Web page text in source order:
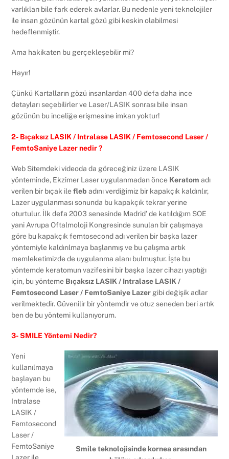
varlıkları bile fark ederek avlarlar. Bu nedenle yeni teknolojiler
ile insan gözünün kartal gözü gibi keskin olabilmesi
hedeflenmiştir.
Ama hakikaten bu gerçekleşebilir mi?
Hayır!
Çünkü Kartalların gözü insanlardan 400 defa daha ince
detayları seçebilirler ve Laser/LASIK sonrası bile insan
gözünün bu inceliğe erişmesine imkan yoktur!
2- Bıçaksız LASIK / Intralase LASIK / Femtosecond Laser /
FemtoSaniye Lazer nedir ?
Web Sitemdeki videoda da göreceğiniz üzere LASIK
yönteminde, Ekzimer Laser uygulanmadan önce Keratom adı
verilen bir bıçak ilefleb adını verdiğimiz bir kapakçık kaldırılır,
Lazer uygulanması sonunda bu kapakçık tekrar yerine
oturtulur. İlk defa 2003 senesinde Madrid’ de katıldığım SOE
yani Avrupa Oftalmoloji Kongresinde sunulan bir çalışmaya
göre bu kapakçık femtosecond adı verilen bir başka lazer
yöntemiyle kaldırılmaya başlanmış ve bu çalışma artık
memleketimizde de uygulanma alanı bulmuştur. İşte bu
yöntemde keratomun vazifesini bir başka lazer cihazı yaptığı
için, bu yönteme Bıçaksız LASIK / Intralase LASIK /
Femtosecond Laser / FemtoSaniye Lazer gibi değişik adlar
verilmektedir. Güvenilir bir yöntemdir ve otuz seneden beri artık
ben de bu yöntemi kullanıyorum.
3- SMILE Yöntemi Nedir?
Smile teknolojisinde kornea arasından
Yeni
kullanılmaya
başlayan bu
yöntemde ise,
Intralase
LASIK /
Femtosecond
Laser /
FemtoSaniye